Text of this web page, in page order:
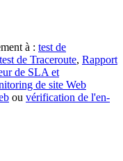
à : test de
test de Traceroute, Rapport
de SLA et
de site Web
ou vérification de l'en-